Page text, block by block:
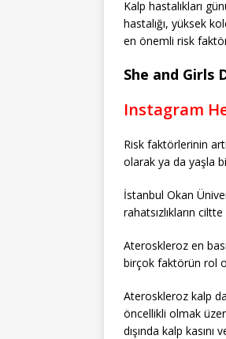
Kalp hastalıkları
hastalığı, yüksek
en önemli risk
She and Girls
Instagram
Risk faktörlerinin
olarak ya da yaşla
İstanbul Okan
rahatsızlıkların
Ateroskleroz en
birçok faktörün rol
Ateroskleroz kalp
öncellikli olmak
dışında kalp